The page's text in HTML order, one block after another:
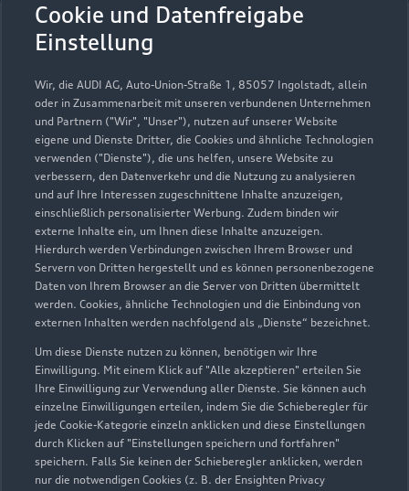
Cookie und Datenfreigabe
Einstellung
Wir, die AUDI AG, Auto-Union-Straße 1, 85057 Ingolstadt, allein
oder in Zusammenarbeit mit unseren verbundenen Unternehmen
und Partnern ("Wir", "Unser"), nutzen auf unserer Website
eigene und Dienste Dritter, die Cookies und ähnliche Technologien
verwenden ("Dienste"), die uns helfen, unsere Website zu
verbessern, den Datenverkehr und die Nutzung zu analysieren
und auf Ihre Interessen zugeschnittene Inhalte anzuzeigen,
einschließlich personalisierter Werbung. Zudem binden wir
externe Inhalte ein, um Ihnen diese Inhalte anzuzeigen.
Hierdurch werden Verbindungen zwischen Ihrem Browser und
Servern von Dritten hergestellt und es können personenbezogene
Daten von Ihrem Browser an die Server von Dritten übermittelt
werden. Cookies, ähnliche Technologien und die Einbindung von
externen Inhalten werden nachfolgend als „Dienste“ bezeichnet.
Um diese Dienste nutzen zu können, benötigen wir Ihre
Einwilligung. Mit einem Klick auf "Alle akzeptieren" erteilen Sie
Ihre Einwilligung zur Verwendung aller Dienste. Sie können auch
einzelne Einwilligungen erteilen, indem Sie die Schieberegler für
jede Cookie-Kategorie einzeln anklicken und diese Einstellungen
durch Klicken auf "Einstellungen speichern und fortfahren"
speichern. Falls Sie keinen der Schieberegler anklicken, werden
nur die notwendigen Cookies (z. B. der Ensighten Privacy
Autohaus Niggemeier
GmbH & Co KG
Servicepartner e-tron